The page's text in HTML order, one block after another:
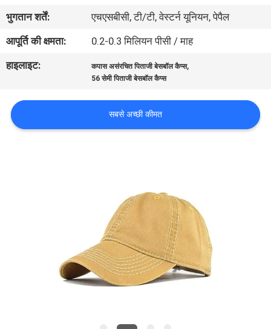
संपर्क
करें
मामलों
भुगतान शर्तें:
एचएसबीसी, टी/टी, वेस्टर्न यूनियन, पेपैल
आपूर्ति की क्षमता:
0.2-0.3 मिलियन पीसी / माह
हाइलाइट:
कपास असंरचित पिताजी बेसबॉल कैप्स,
56 सेमी पिताजी बेसबॉल कैप्स
सबसे अच्छी कीमत